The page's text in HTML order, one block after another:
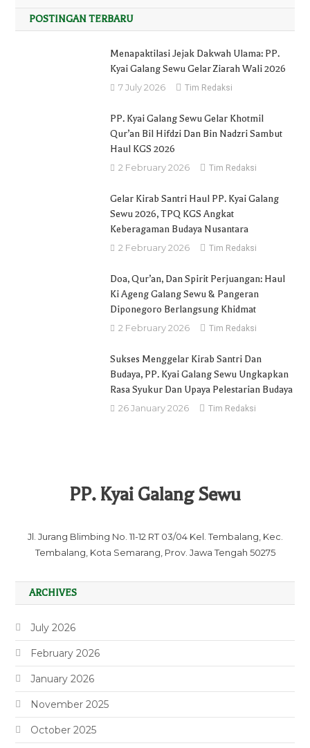
POSTINGAN TERBARU
Menapaktilasi Jejak Dakwah Ulama: PP.
Kyai Galang Sewu Gelar Ziarah Wali 2026
7 July 2026 Tim Redaksi
PP. Kyai Galang Sewu Gelar Khotmil
Qur’an Bil Hifdzi Dan Bin Nadzri Sambut
Haul KGS 2026
2 February 2026 Tim Redaksi
Gelar Kirab Santri Haul PP. Kyai Galang
Sewu 2026, TPQ KGS Angkat
Keberagaman Budaya Nusantara
2 February 2026 Tim Redaksi
Doa, Qur’an, Dan Spirit Perjuangan: Haul
Ki Ageng Galang Sewu & Pangeran
Diponegoro Berlangsung Khidmat
2 February 2026 Tim Redaksi
Sukses Menggelar Kirab Santri Dan
Budaya, PP. Kyai Galang Sewu Ungkapkan
Rasa Syukur Dan Upaya Pelestarian Budaya
26 January 2026 Tim Redaksi
PP. Kyai Galang Sewu
Jl. Jurang Blimbing No. 11-12 RT 03/04 Kel. Tembalang, Kec.
Tembalang, Kota Semarang, Prov. Jawa Tengah 50275
ARCHIVES
July 2026
February 2026
January 2026
November 2025
October 2025